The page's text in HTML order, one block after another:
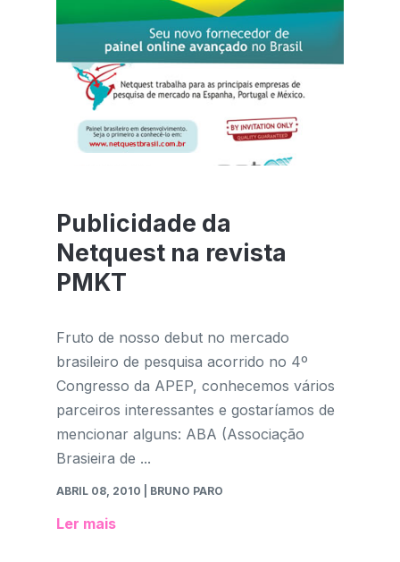
Publicidade da
Netquest na revista
PMKT
Fruto de nosso debut no mercado
brasileiro de pesquisa acorrido no 4º
Congresso da APEP, conhecemos vários
parceiros interessantes e gostaríamos de
mencionar alguns: ABA (Associação
Brasieira de ...
ABRIL 08, 2010 | BRUNO PARO
Ler mais